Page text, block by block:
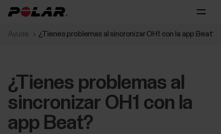
Ayuda ¿Tienes problemas al sincronizar OH1 con la app Beat?
¿Tienes problemas al
sincronizar OH1 con la
app Beat?